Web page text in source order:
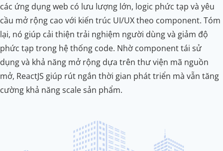
các ứng dụng web có lưu lượng lớn, logic phức tạp và yêu
cầu mở rộng cao với kiến trúc UI/UX theo component. Tóm
lại, nó giúp cải thiện trải nghiệm người dùng và giảm độ
phức tạp trong hệ thống code. Nhờ component tái sử
dụng và khả năng mở rộng dựa trên thư viện mã nguồn
mở, ReactJS giúp rút ngắn thời gian phát triển mà vẫn tăng
cường khả năng scale sản phẩm.